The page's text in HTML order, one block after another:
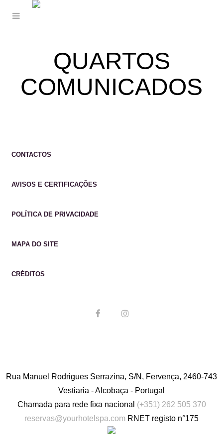
QUARTOS
COMUNICADOS
CONTACTOS
AVISOS E CERTIFICAÇÕES
POLÍTICA DE PRIVACIDADE
MAPA DO SITE
CRÉDITOS
Rua Manuel Rodrigues Serrazina, S/N, Fervença, 2460-743
Vestiaria - Alcobaça - Portugal
Chamada para rede fixa nacional (+351) 262 505 370
reservas@yourhotelspa.com RNET registo n°175